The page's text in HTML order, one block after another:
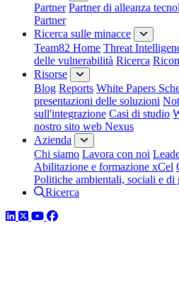
Partner Partner di alleanza
Partner
Ricerca sulle minacce
Team82 Home Threat
delle vulnerabilità Ricerca
Risorse
Blog Reports White Papers
presentazioni delle soluzioni
sull'integrazione Casi di studio
nostro sito web Nexus
Azienda
Chi siamo Lavora con noi
Abilitazione e formazione xCel
Politiche ambientali, sociali e di
Ricerca
LinkedIn
TwitterYouTube
Facebook